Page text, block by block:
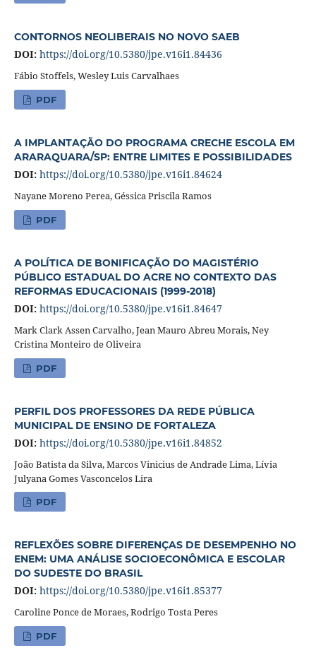
CONTORNOS NEOLIBERAIS NO NOVO SAEB
DOI: https://doi.org/10.5380/jpe.v16i1.84436
Fábio Stoffels, Wesley Luis Carvalhaes
PDF
A IMPLANTAÇÃO DO PROGRAMA CRECHE ESCOLA EM
ARARAQUARA/SP: ENTRE LIMITES E POSSIBILIDADES
DOI: https://doi.org/10.5380/jpe.v16i1.84624
Nayane Moreno Perea, Géssica Priscila Ramos
PDF
A POLÍTICA DE BONIFICAÇÃO DO MAGISTÉRIO
PÚBLICO ESTADUAL DO ACRE NO CONTEXTO DAS
REFORMAS EDUCACIONAIS (1999-2018)
DOI: https://doi.org/10.5380/jpe.v16i1.84647
Mark Clark Assen Carvalho, Jean Mauro Abreu Morais, Ney
Cristina Monteiro de Oliveira
PDF
PERFIL DOS PROFESSORES DA REDE PÚBLICA
MUNICIPAL DE ENSINO DE FORTALEZA
DOI: https://doi.org/10.5380/jpe.v16i1.84852
João Batista da Silva, Marcos Vinicius de Andrade Lima, Lívia
Julyana Gomes Vasconcelos Lira
PDF
REFLEXÕES SOBRE DIFERENÇAS DE DESEMPENHO NO
ENEM: UMA ANÁLISE SOCIOECONÔMICA E ESCOLAR
DO SUDESTE DO BRASIL
DOI: https://doi.org/10.5380/jpe.v16i1.85377
Caroline Ponce de Moraes, Rodrigo Tosta Peres
PDF